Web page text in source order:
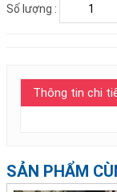
Số lượng :
Thông tin chi
SẢN PHẨM